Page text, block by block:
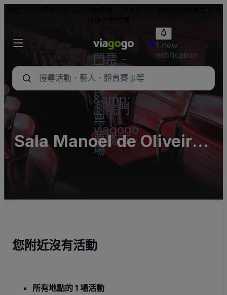
門票 -
音樂
會、體
育
&amp;
劇院門
票 |
viagogo
票務市
場
1 new
notification
Sala Manoel de Oliveira
at Cinema São Jorge -
您附近沒有活動
所有地點的 1 場活動